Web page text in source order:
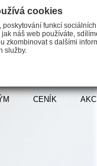
CENÍK
cookies
funkcí
náš web používáte,
zkombinovat s dalšími
služby.